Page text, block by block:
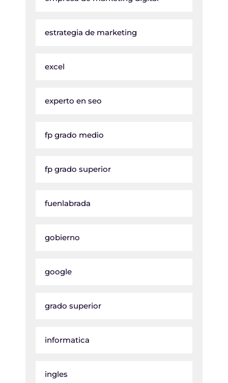
estrategia de marketing
excel
experto en seo
fp grado medio
fp grado superior
fuenlabrada
gobierno
google
grado superior
informatica
ingles